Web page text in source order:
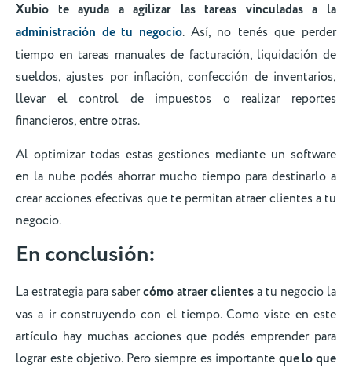
Xubio te ayuda a agilizar las tareas vinculadas a la
administración de tu negocio. Así, no tenés que perder
tiempo en tareas manuales de facturación, liquidación de
sueldos, ajustes por inflación, confección de inventarios,
llevar el control de impuestos o realizar reportes
financieros, entre otras.
Al optimizar todas estas gestiones mediante un software
en la nube podés ahorrar mucho tiempo para destinarlo a
crear acciones efectivas que te permitan atraer clientes a tu
negocio.
En conclusión:
La estrategia para sabercómo atraer clientesa tu negocio la
vas a ir construyendo con el tiempo. Como viste en este
artículo hay muchas acciones que podés emprender para
lograr este objetivo. Pero siempre es importante que lo que